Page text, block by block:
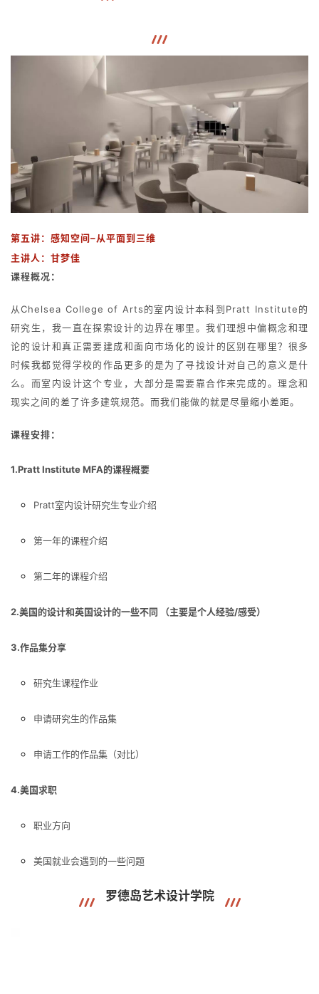
第五讲： 感知空间–从平面到三维
主讲人 ： 甘梦佳
课程概况：
从Chelsea College of Arts的室内设计本科到Pratt Institute的
研究生，我一直在探索设计的边界在哪里。我们理想中偏概念和理
论的设计和真正需要建成和面向市场化的设计的区别在哪里？很多
时候我都觉得学校的作品更多的是为了寻找设计对自己的意义是什
么。而室内设计这个专业，大部分是需要靠合作来完成的。理念和
现实之间的差了许多建筑规范。而我们能做的就是尽量缩小差距。
课程安排：
1.Pratt Institute MFA的课程概要
Pratt室内设计研究生专业介绍
第一年的课程介绍
第二年的课程介绍
2.美国的设计和英国设计的一些不同 （主要是个人经验/感受）
3.作品集分享
研究生课程作业
申请研究生的作品集
申请工作的作品集（对比）
4.美国求职
职业方向
美国就业会遇到的一些问题
罗德岛艺术设计学院